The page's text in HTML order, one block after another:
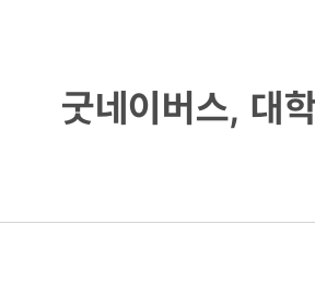
굿네이버스,
봉사
굿네이버스, 대